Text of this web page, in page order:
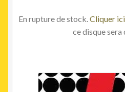
En rupture de stock.Cliquer ici
ce disque sera